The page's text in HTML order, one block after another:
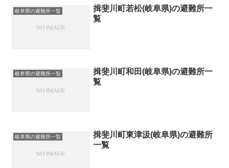
岐阜県の避難所一覧
揖斐川町若松(岐阜県)の避難所一
覧
岐阜県の避難所一覧
揖斐川町和田(岐阜県)の避難所一
覧
岐阜県の避難所一覧
揖斐川町東津汲(岐阜県)の避難所
一覧